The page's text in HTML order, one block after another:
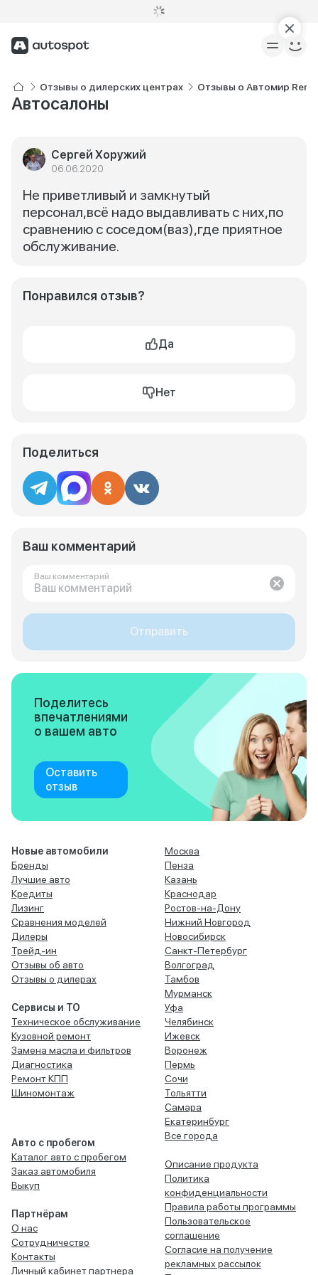
Отзывы о дилерских центрах Отзывы о Автомир
Автосалоны
Сергей Хоружий
06.06.2020
Не приветливый и замкнутый
персонал,всё надо выдавливать с них,по
сравнению с соседом(ваз),где приятное
обслуживание.
Понравился отзыв?
Да
Нет
Поделиться
Ваш комментарий
Ваш комментарий
Отправить
Поделитесь
впечатлениями
о вашем авто
Оставить
отзыв
Новые автомобили
Бренды
Лучшие авто
Кредиты
Лизинг
Сравнения моделей
Дилеры
Трейд-ин
Отзывы об авто
Отзывы о дилерах
Сервисы и ТО
Техническое обслуживание
Кузовной ремонт
Замена масла и фильтров
Диагностика
Ремонт КПП
Шиномонтаж
Авто с пробегом
Каталог авто с пробегом
Заказ автомобиля
Выкуп
Партнёрам
О нас
Сотрудничество
Контакты
Личный кабинет партнера
Москва
Пенза
Казань
Краснодар
Ростов-на-Дону
Нижний Новгород
Новосибирск
Санкт-Петербург
Волгоград
Тамбов
Мурманск
Уфа
Челябинск
Ижевск
Воронеж
Пермь
Сочи
Тольятти
Самара
Екатеринбург
Все города
Описание продукта
Политика
конфиденциальности
Правила работы программы
Пользовательское
соглашение
Согласие на получение
рекламных рассылок